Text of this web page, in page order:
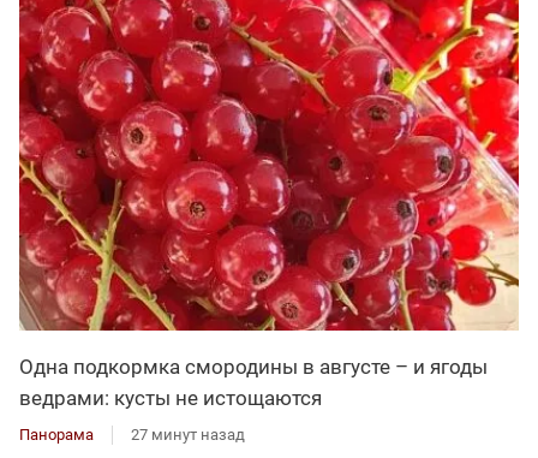
Одна подкормка смородины в августе – и ягоды
ведрами: кусты не истощаются
Панорама 27 минут назад